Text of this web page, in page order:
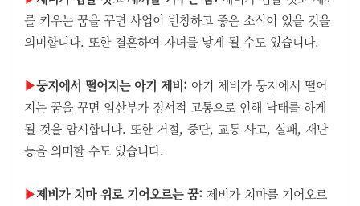
를 키우는 꿈을 꾸면 사업이 번창하고 좋은 소식이 있을 것을
의미합니다. 또한 결혼하여 자녀를 낳게 될 수도 있습니다.
▶둥지에서 떨어지는 아기 제비: 아기 제비가 둥지에서 떨어
지는 꿈을 꾸면 임산부가 정서적 고통으로 인해 낙태를 하게
될 것을 암시합니다. 또한 거절, 중단, 교통 사고, 실패, 재난
등을 의미할 수도 있습니다.
▶제비가 치마 위로 기어오르는 꿈: 제비가 치마를 기어오르